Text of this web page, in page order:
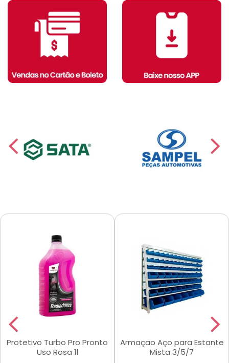
Protetivo Turbo Pro Pronto
Uso Rosa 1l
Armaçao Aço para Estante
Mista 3/5/7